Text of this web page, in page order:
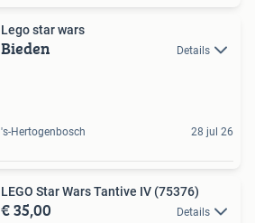
Lego star wars
Bieden Details
's-Hertogenbosch 28 jul 26
LEGO Star Wars Tantive IV (75376)
€ 35,00 Details